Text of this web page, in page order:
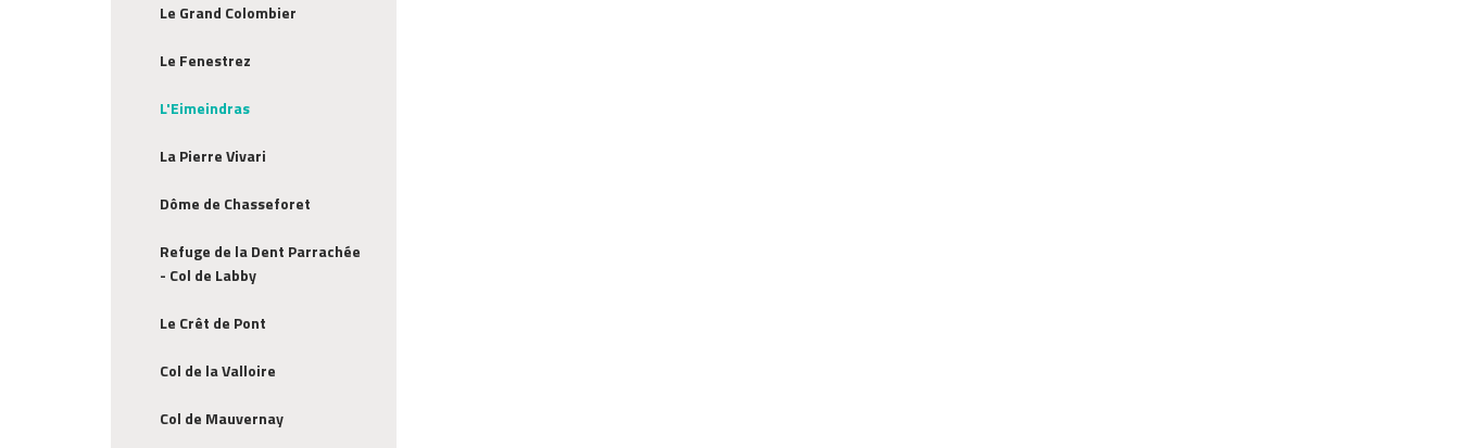
Le Grand Colombier
Le Fenestrez
L'Eimeindras
La Pierre Vivari
Dôme de Chasseforet
Refuge de la Dent Parrachée
- Col de Labby
Le Crêt de Pont
Col de la Valloire
Col de Mauvernay